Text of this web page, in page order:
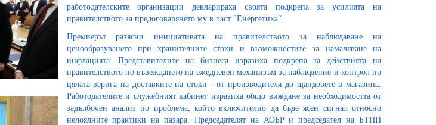
работодателските организации декларираха своята подкрепа за усилията на
правителството за предоговарянето му в част "Енергетика“.
Премиерът разясни инициативата на правителството за наблюдаване на
ценообразуването при хранителните стоки и възможностите за намаляване на
инфлацията. Представителите на бизнеса изразиха подкрепа за действията на
правителството по въвеждането на ежедневен механизъм за наблюдение и контрол по
цялата верига на доставките на стоки - от производителя до щандовете в магазина.
Работодателите и служебният кабинет изразиха общо виждане за необходимостта от
задълбочен анализ по проблема, който включително да бъде ясен сигнал относно
нелоялните практики на пазара. Председателят на АОБР и председател на БТПП